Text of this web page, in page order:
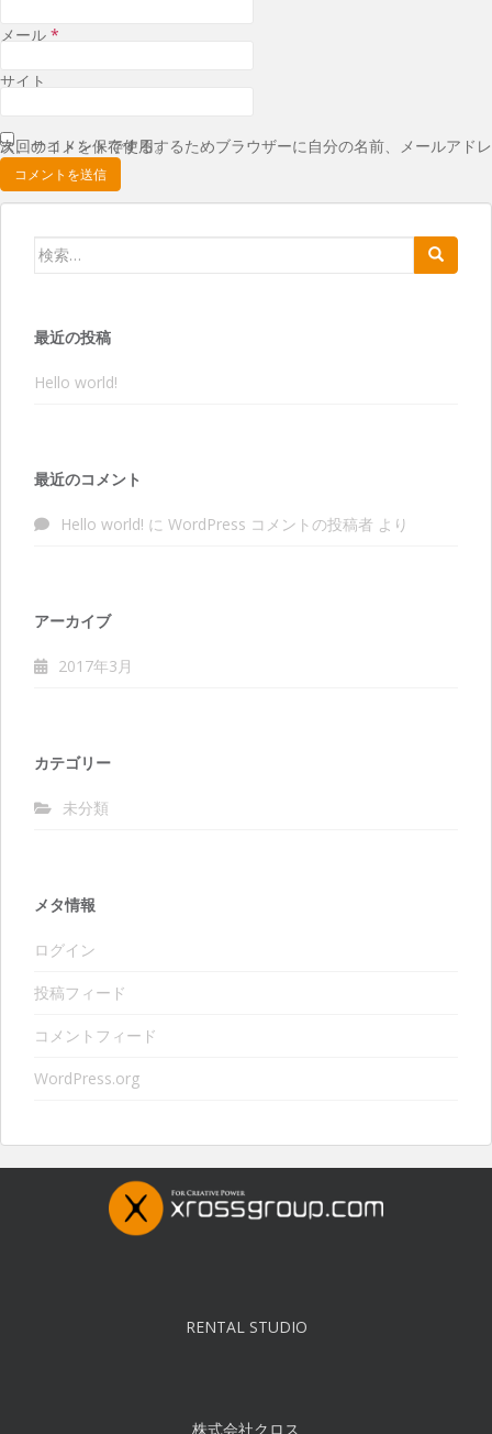
メール *
サイト
次回のコメントで使用するためブラウザーに自分の名前、メールアドレス、サイトを保存する。
最近の投稿
Hello world!
最近のコメント
Hello world! に WordPress コメントの投稿者 より
アーカイブ
2017年3月
カテゴリー
未分類
メタ情報
ログイン
投稿フィード
コメントフィード
WordPress.org
RENTAL STUDIO
株式会社クロス